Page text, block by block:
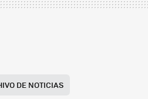
DE NOTICIAS